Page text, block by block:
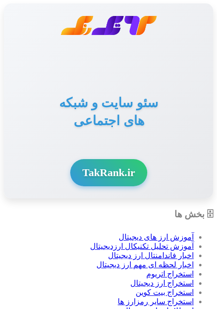
سئو سایت و شبکه
های اجتماعی
TakRank.ir
🗄 بخش ها
آموزش ارز های دیجیتال
آموزش تحلیل تکنیکال ارزدیجیتال
اخبار فاندامنتال ارز دیجیتال
اخبار لحظه ای مهم ارز دیجیتال
استخراج اتریوم
استخراج ارز دیجیتال
استخراج بیت کوین
استخراج سایر رمزارز ها